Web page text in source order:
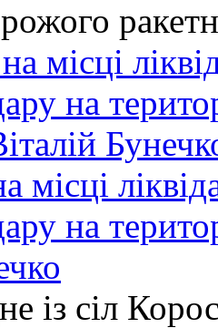
на
із сіл